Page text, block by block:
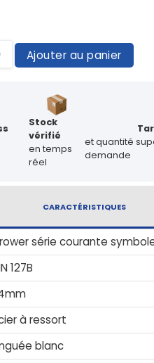
Ajouter au panier
Stock
vérifié
en temps
réel
et quantité
demande
CARACTÉRISTIQUES
série courante
127B
à ressort
blanc